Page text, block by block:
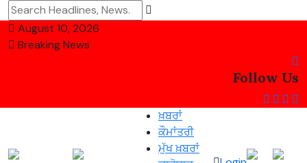
August 10, 2026
Breaking News
Follow Us
ਖ਼ਬਰਾਂ
ਕੌਮਾਂਤਰੀ
ਮੁੱਖ ਖ਼ਬਰਾਂ